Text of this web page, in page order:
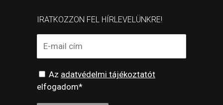
IRATKOZZON FEL HÍRLEVELÜNKRE!
Az adatvédelmi tájékoztatót
elfogadom*